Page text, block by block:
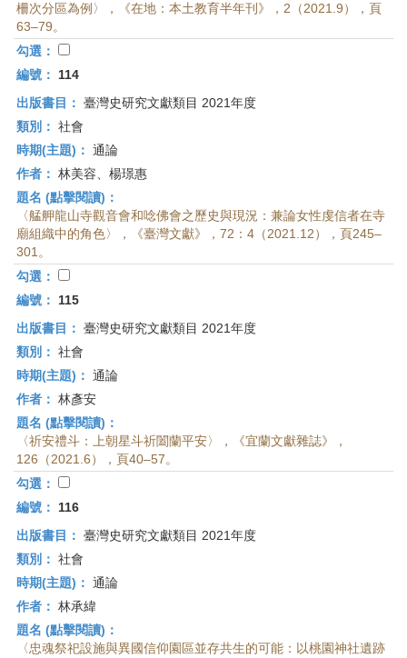
柵次分區為例〉，《在地：本土教育半年刊》，2（2021.9），頁
63–79。
勾選：
編號：
114
出版書目： 臺灣史研究文獻類目 2021年度
類別： 社會
時期(主題)： 通論
作者： 林美容、楊璟惠
題名 (點擊閱讀)：
〈艋舺龍山寺觀音會和唸佛會之歷史與現況：兼論女性虔信者在寺
廟組織中的角色〉，《臺灣文獻》，72：4（2021.12），頁245–
301。
勾選：
編號：
115
出版書目： 臺灣史研究文獻類目 2021年度
類別： 社會
時期(主題)： 通論
作者： 林彥安
題名 (點擊閱讀)：
〈祈安禮斗：上朝星斗祈闔蘭平安〉，《宜蘭文獻雜誌》，
126（2021.6），頁40–57。
勾選：
編號：
116
出版書目： 臺灣史研究文獻類目 2021年度
類別： 社會
時期(主題)： 通論
作者： 林承緯
題名 (點擊閱讀)：
〈忠魂祭祀設施與異國信仰園區並存共生的可能：以桃園神社遺跡